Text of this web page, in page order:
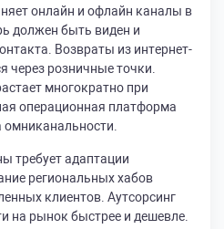
онлайн и офлайн каналы в
должен быть виден и
Возвраты из интернет-
через розничные точки.
многократно при
операционная платформа
омниканальности.
требует адаптации
региональных хабов
клиентов. Аутсорсинг
на рынок быстрее и дешевле.